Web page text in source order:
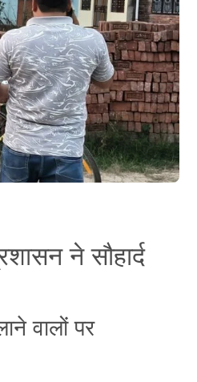
ने सौहार्द
वालों पर